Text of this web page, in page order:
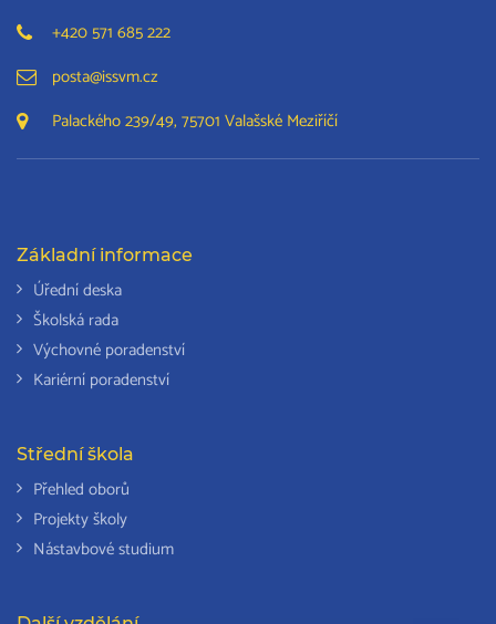
+420 571 685 222
posta@issvm.cz
Palackého 239/49, 75701 Valašské Meziříčí
Základní informace
Úřední deska
Školská rada
Výchovné poradenství
Kariérní poradenství
Střední škola
Přehled oborů
Projekty školy
Nástavbové studium